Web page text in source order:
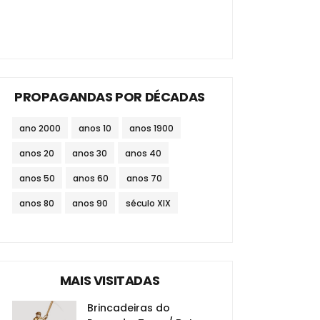
PROPAGANDAS POR DÉCADAS
ano 2000 anos 10 anos 1900
anos 20 anos 30 anos 40
anos 50 anos 60 anos 70
anos 80 anos 90 século XIX
MAIS VISITADAS
Brincadeiras do